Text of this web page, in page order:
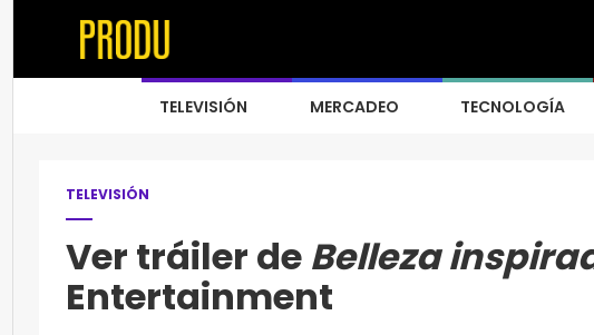
TELEVISIÓN MERCADEO TECNOLOGÍA
TELEVISIÓN
Ver tráiler de Belleza
Entertainment